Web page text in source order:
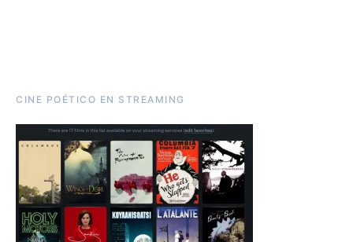
CINE POÉTICO EN STREAMING